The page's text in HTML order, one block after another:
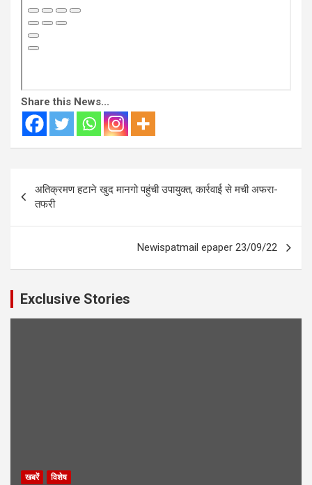
Share this News...
Post
navigation
अतिक्रमण हटाने खुद मानगो पहुंची उपायुक्त, कार्रवाई से मची अफरा-
तफरी
Newispatmail epaper 23/09/22
Exclusive Stories
खबरें विशेष